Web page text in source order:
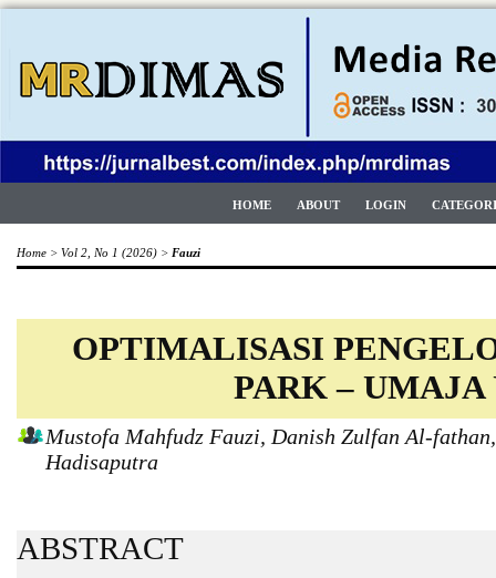
HOME ABOUT LOGIN
Home > Vol 2, No 1 (2026) > Fauzi
OPTIMALISASI
PARK – UMAJA
Mustofa Mahfudz Fauzi, Danish Zulfan Al-
Hadisaputra
ABSTRACT